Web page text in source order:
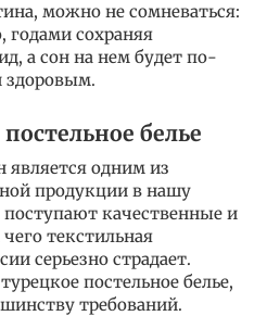
можно не сомневаться:
годами сохраняя
а сон на нем будет по-
здоровым.
белье
является одним из
продукции в нашу
качественные и
текстильная
серьезно страдает.
постельное белье,
требований.